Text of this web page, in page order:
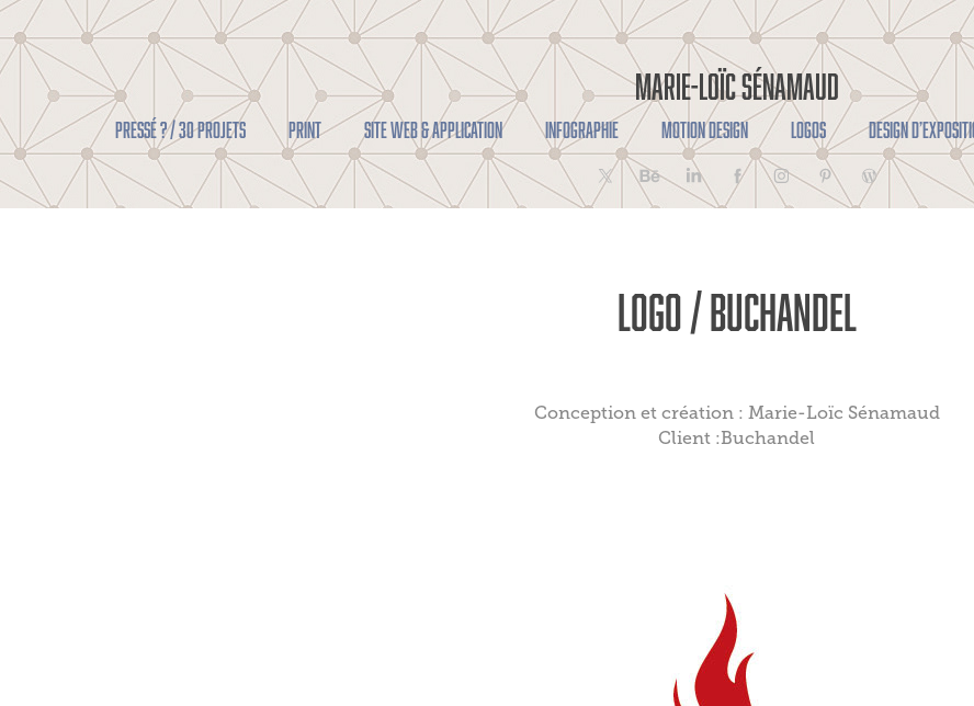
MARIE-LOÏC SÉNAMAUD
Pressé ? / 30 projets PRINT SITE WEB & APPLICATION INFOGRAPHIE MOTION DESIGN LOGOS DESIGN
Logo / Buchandel
Conception et création : Marie-Loïc Sénamaud
Client :Buchandel